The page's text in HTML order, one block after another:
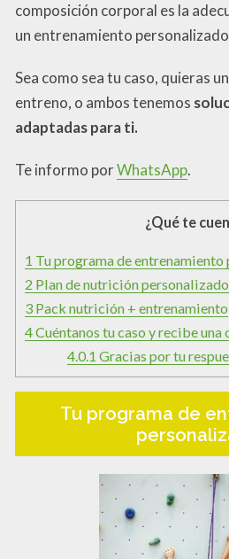
composición corporal es la
un entrenamiento
Sea como sea tu caso, quieras
entreno, o ambos tenemos
adaptadas para ti.
Te informo porWhatsApp.
¿Qué te
1 Tu programa de entrenamiento
2 Plan de nutrición personalizado
3 Pack nutrición + entrenamiento
4Cuéntanos tu caso y recibe
4.0.1 Gracias por tu
Tu programa de